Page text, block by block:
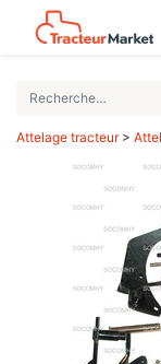
Attelage tracteur>